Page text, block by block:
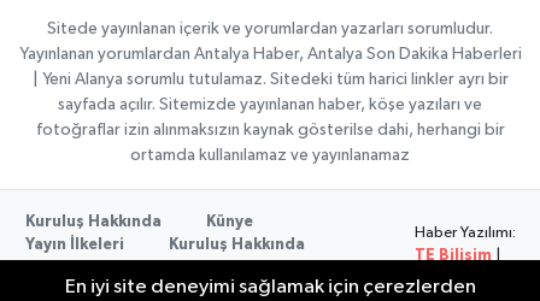
Sitede yayınlanan içerik ve yorumlardan yazarları sorumludur.
Yayınlanan yorumlardan Antalya Haber, Antalya Son Dakika Haberleri
| Yeni Alanya sorumlu tutulamaz. Sitedeki tüm harici linkler ayrı bir
sayfada açılır. Sitemizde yayınlanan haber, köşe yazıları ve
fotoğraflar izin alınmaksızın kaynak gösterilse dahi, herhangi bir
ortamda kullanılamaz ve yayınlanamaz
Kuruluş Hakkında
Künye
Yayın İlkeleri
Kuruluş Hakkında
Kullanım Şartları
Haber Yazılımı:
TE Bilişim
Copyright ©
En iyi site deneyimi sağlamak için çerezlerden